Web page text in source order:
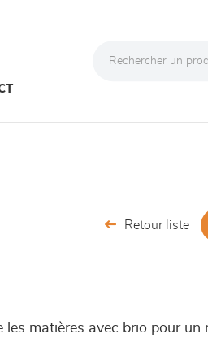
Retour liste
les matières avec brio pour